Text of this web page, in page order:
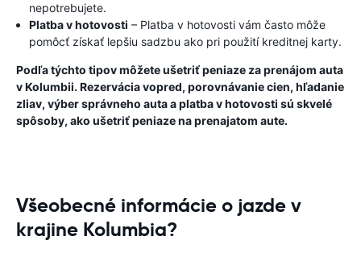
nepotrebujete.
Platba v hotovosti – Platba v hotovosti vám často môže
pomôcť získať lepšiu sadzbu ako pri použití kreditnej karty.
Podľa týchto tipov môžete ušetriť peniaze za prenájom auta
v Kolumbii. Rezervácia vopred, porovnávanie cien, hľadanie
zliav, výber správneho auta a platba v hotovosti sú skvelé
spôsoby, ako ušetriť peniaze na prenajatom aute.
Všeobecné informácie o jazde v
krajine Kolumbia?